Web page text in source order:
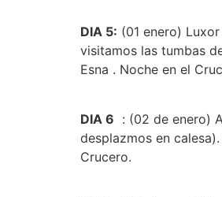
DIA 5: (01 enero)
visitamos las tumbas
Esna . Noche en el
DIA 6 : (02 de enero)
desplazmos en
Crucero.